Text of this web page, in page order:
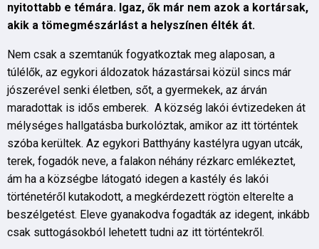
nyitottabb e témára. Igaz, ők már nem azok a kortársak,
akik a tömegmészárlást a helyszínen élték át.
Nem csak a szemtanúk fogyatkoztak meg alaposan, a
túlélők, az egykori áldozatok házastársai közül sincs már
jószerével senki életben, sőt, a gyermekek, az árván
maradottak is idős emberek. A község lakói évtizedeken át
mélységes hallgatásba burkolóztak, amikor az itt történtek
szóba kerültek. Az egykori Batthyány kastélyra ugyan utcák,
terek, fogadók neve, a falakon néhány rézkarc emlékeztet,
ám ha a községbe látogató idegen a kastély és lakói
történetéről kutakodott, a megkérdezett rögtön elterelte a
beszélgetést. Eleve gyanakodva fogadták az idegent, inkább
csak suttogásokból lehetett tudni az itt történtekről.